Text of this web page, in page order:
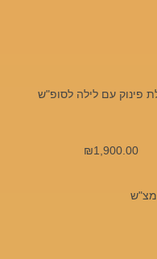
פינוק עם לילה לסופ"ש
₪ 1,900.00